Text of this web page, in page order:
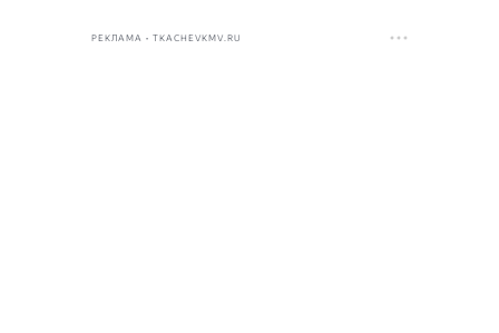
РЕКЛАМА • TKACHEVKMV.RU